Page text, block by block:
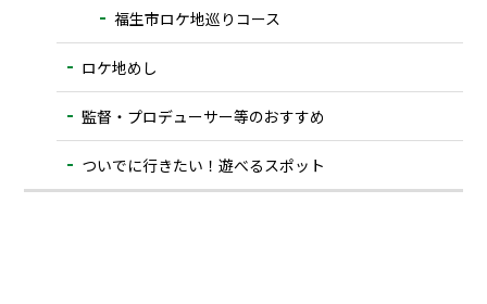
福生市ロケ地巡りコース
ロケ地めし
監督・プロデューサー等のおすすめ
ついでに⾏きたい！遊べるスポット